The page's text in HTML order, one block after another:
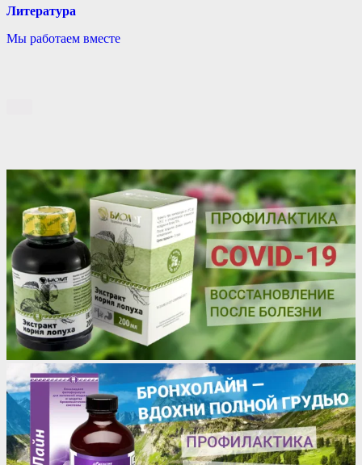
Литература
Мы работаем вместе